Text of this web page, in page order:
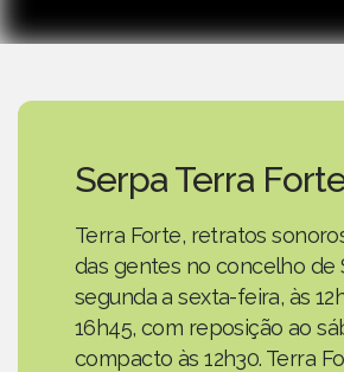
Serpa Terra
Terra Forte, retratos
das gentes no concelho de
segunda a sexta-feira, às
16h45, com reposição ao
compacto às 12h30. Terra